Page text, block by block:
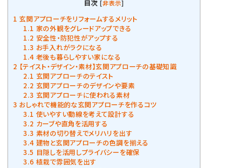
目次 [非表示]
1 玄関アプローチをリフォームするメリット
1.1 家の外観をグレードアップできる
1.2 安全性・防犯性がアップする
1.3 お手入れがラクになる
1.4 老後も暮らしやすい家になる
2 【テイスト・デザイン・素材】玄関アプローチの基礎知識
2.1 玄関アプローチのテイスト
2.2 玄関アプローチのデザインや要素
2.3 玄関アプローチに使われる素材
3 おしゃれで機能的な玄関アプローチを作るコツ
3.1 使いやすい動線を考えて設計する
3.2 カーブや直角を活用する
3.3 素材の切り替えでメリハリを出す
3.4 建物と玄関アプローチの色調を揃える
3.5 目隠しを活用しプライバシーを確保
3.6 植栽で雰囲気を出す